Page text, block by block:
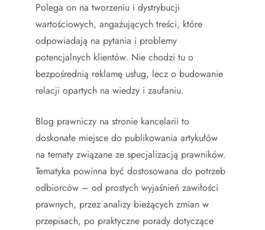
Polega on na tworzeniu i dystrybucji
wartościowych, angażujących treści, które
odpowiadają na pytania i problemy
potencjalnych klientów. Nie chodzi tu o
bezpośrednią reklamę usług, lecz o budowanie
relacji opartych na wiedzy i zaufaniu.
Blog prawniczy na stronie kancelarii to
doskonałe miejsce do publikowania artykułów
na tematy związane ze specjalizacją prawników.
Tematyka powinna być dostosowana do potrzeb
odbiorców – od prostych wyjaśnień zawiłości
prawnych, przez analizy bieżących zmian w
przepisach, po praktyczne porady dotyczące